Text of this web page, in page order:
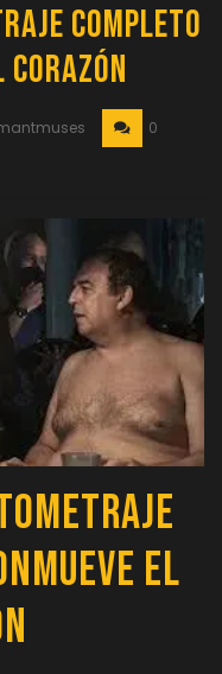
Completo
Corazón
0
el